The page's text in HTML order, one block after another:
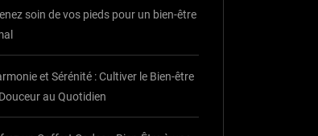
soin de vos pieds pour un bien-être
et Sérénité : Cultiver le Bien-être
au Quotidien